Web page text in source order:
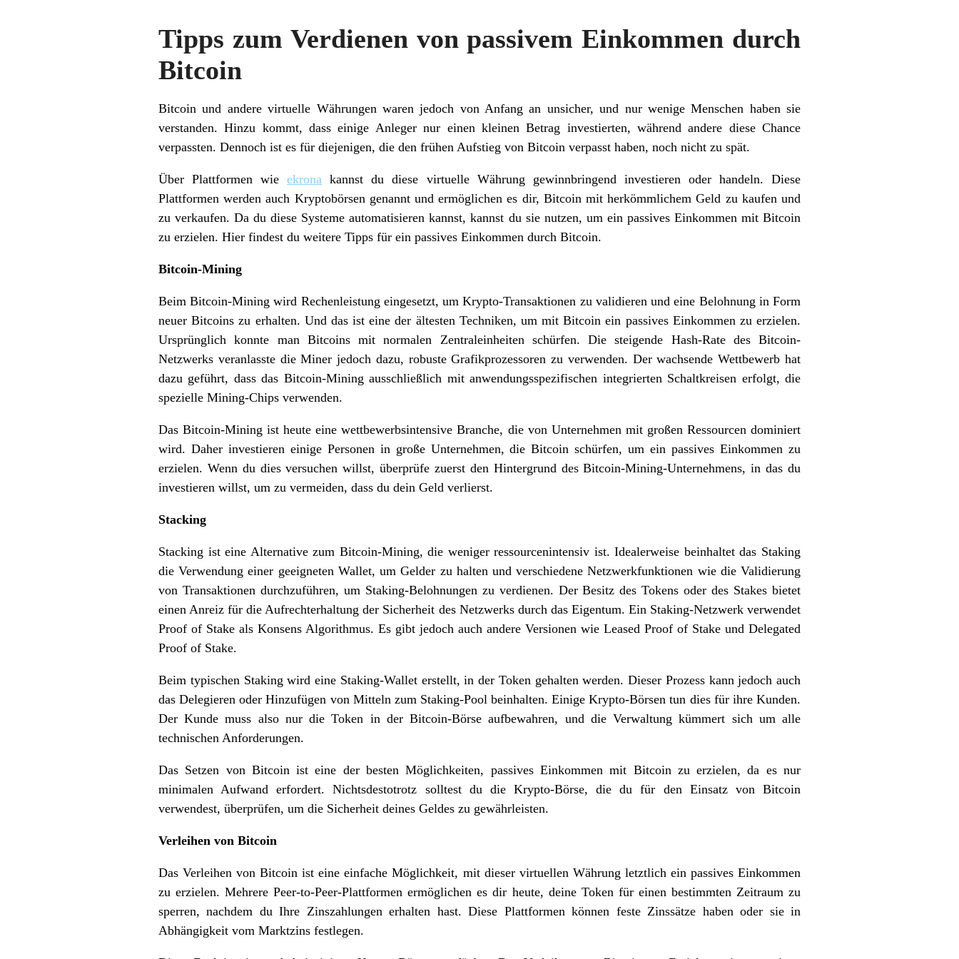
Tipps zum Verdienen von passivem Einkommen durch
Bitcoin
Bitcoin und andere virtuelle Währungen waren jedoch von Anfang an unsicher, und nur wenige Menschen haben sie
verstanden. Hinzu kommt, dass einige Anleger nur einen kleinen Betrag investierten, während andere diese Chance
verpassten. Dennoch ist es für diejenigen, die den frühen Aufstieg von Bitcoin verpasst haben, noch nicht zu spät.
Über Plattformen wieekrona kannst du diese virtuelle Währung gewinnbringend investieren oder handeln. Diese
Plattformen werden auch Kryptobörsen genannt und ermöglichen es dir, Bitcoin mit herkömmlichem Geld zu kaufen und
zu verkaufen. Da du diese Systeme automatisieren kannst, kannst du sie nutzen, um ein passives Einkommen mit Bitcoin
zu erzielen. Hier findest du weitere Tipps für ein passives Einkommen durch Bitcoin.
Bitcoin-Mining
Beim Bitcoin-Mining wird Rechenleistung eingesetzt, um Krypto-Transaktionen zu validieren und eine Belohnung in Form
neuer Bitcoins zu erhalten. Und das ist eine der ältesten Techniken, um mit Bitcoin ein passives Einkommen zu erzielen.
Ursprünglich konnte man Bitcoins mit normalen Zentraleinheiten schürfen. Die steigende Hash-Rate des Bitcoin-
Netzwerks veranlasste die Miner jedoch dazu, robuste Grafikprozessoren zu verwenden. Der wachsende Wettbewerb hat
dazu geführt, dass das Bitcoin-Mining ausschließlich mit anwendungsspezifischen integrierten Schaltkreisen erfolgt, die
spezielle Mining-Chips verwenden.
Das Bitcoin-Mining ist heute eine wettbewerbsintensive Branche, die von Unternehmen mit großen Ressourcen dominiert
wird. Daher investieren einige Personen in große Unternehmen, die Bitcoin schürfen, um ein passives Einkommen zu
erzielen. Wenn du dies versuchen willst, überprüfe zuerst den Hintergrund des Bitcoin-Mining-Unternehmens, in das du
investieren willst, um zu vermeiden, dass du dein Geld verlierst.
Stacking
Stacking ist eine Alternative zum Bitcoin-Mining, die weniger ressourcenintensiv ist. Idealerweise beinhaltet das Staking
die Verwendung einer geeigneten Wallet, um Gelder zu halten und verschiedene Netzwerkfunktionen wie die Validierung
von Transaktionen durchzuführen, um Staking-Belohnungen zu verdienen. Der Besitz des Tokens oder des Stakes bietet
einen Anreiz für die Aufrechterhaltung der Sicherheit des Netzwerks durch das Eigentum. Ein Staking-Netzwerk verwendet
Proof of Stake als Konsens Algorithmus. Es gibt jedoch auch andere Versionen wie Leased Proof of Stake und Delegated
Proof of Stake.
Beim typischen Staking wird eine Staking-Wallet erstellt, in der Token gehalten werden. Dieser Prozess kann jedoch auch
das Delegieren oder Hinzufügen von Mitteln zum Staking-Pool beinhalten. Einige Krypto-Börsen tun dies für ihre Kunden.
Der Kunde muss also nur die Token in der Bitcoin-Börse aufbewahren, und die Verwaltung kümmert sich um alle
technischen Anforderungen.
Das Setzen von Bitcoin ist eine der besten Möglichkeiten, passives Einkommen mit Bitcoin zu erzielen, da es nur
minimalen Aufwand erfordert. Nichtsdestotrotz solltest du die Krypto-Börse, die du für den Einsatz von Bitcoin
verwendest, überprüfen, um die Sicherheit deines Geldes zu gewährleisten.
Verleihen von Bitcoin
Das Verleihen von Bitcoin ist eine einfache Möglichkeit, mit dieser virtuellen Währung letztlich ein passives Einkommen
zu erzielen. Mehrere Peer-to-Peer-Plattformen ermöglichen es dir heute, deine Token für einen bestimmten Zeitraum zu
sperren, nachdem du Ihre Zinszahlungen erhalten hast. Diese Plattformen können feste Zinssätze haben oder sie in
Abhängigkeit vom Marktzins festlegen.